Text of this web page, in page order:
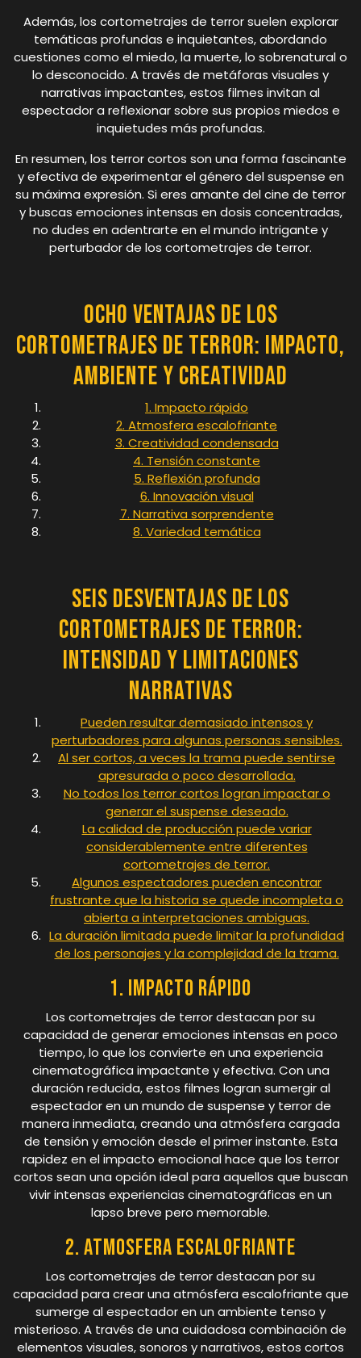
Además, los cortometrajes de terror suelen explorar
temáticas profundas e inquietantes, abordando
cuestiones como el miedo, la muerte, lo sobrenatural o
lo desconocido. A través de metáforas visuales y
narrativas impactantes, estos filmes invitan al
espectador a reflexionar sobre sus propios miedos e
inquietudes más profundas.
En resumen, los terror cortos son una forma fascinante
y efectiva de experimentar el género del suspense en
su máxima expresión. Si eres amante del cine de terror
y buscas emociones intensas en dosis concentradas,
no dudes en adentrarte en el mundo intrigante y
perturbador de los cortometrajes de terror.
Ocho Ventajas de los
Cortometrajes de Terror: Impacto,
Ambiente y Creatividad
1. Impacto rápido
2. Atmosfera escalofriante
3. Creatividad condensada
4. Tensión constante
5. Reflexión profunda
6. Innovación visual
7. Narrativa sorprendente
8. Variedad temática
Seis Desventajas de los
Cortometrajes de Terror:
Intensidad y Limitaciones
Narrativas
Pueden resultar demasiado intensos y
perturbadores para algunas personas sensibles.
Al ser cortos, a veces la trama puede sentirse
apresurada o poco desarrollada.
No todos los terror cortos logran impactar o
generar el suspense deseado.
La calidad de producción puede variar
considerablemente entre diferentes
cortometrajes de terror.
Algunos espectadores pueden encontrar
frustrante que la historia se quede incompleta o
abierta a interpretaciones ambiguas.
La duración limitada puede limitar la profundidad
de los personajes y la complejidad de la trama.
1. Impacto rápido
Los cortometrajes de terror destacan por su
capacidad de generar emociones intensas en poco
tiempo, lo que los convierte en una experiencia
cinematográfica impactante y efectiva. Con una
duración reducida, estos filmes logran sumergir al
espectador en un mundo de suspense y terror de
manera inmediata, creando una atmósfera cargada
de tensión y emoción desde el primer instante. Esta
rapidez en el impacto emocional hace que los terror
cortos sean una opción ideal para aquellos que buscan
vivir intensas experiencias cinematográficas en un
lapso breve pero memorable.
2. Atmosfera escalofriante
Los cortometrajes de terror destacan por su
capacidad para crear una atmósfera escalofriante que
sumerge al espectador en un ambiente tenso y
misterioso. A través de una cuidadosa combinación de
elementos visuales, sonoros y narrativos, estos cortos